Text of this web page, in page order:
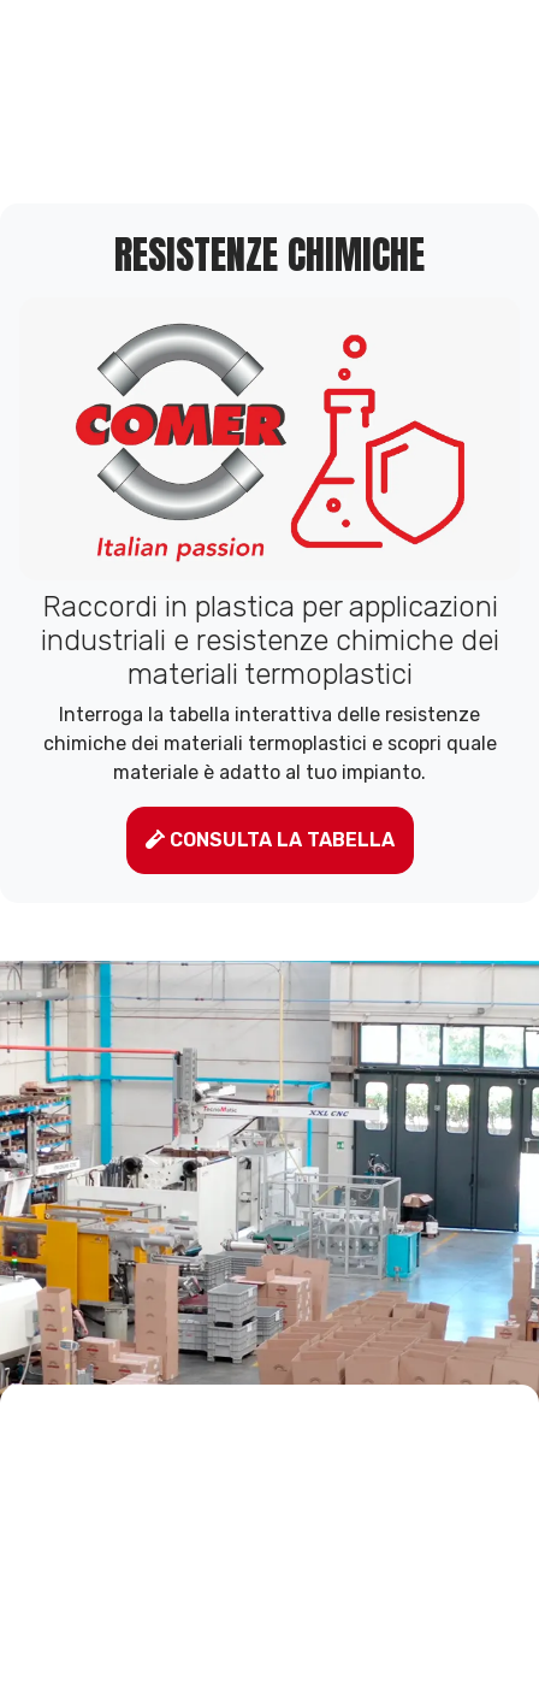
RESISTENZE CHIMICHE
Raccordi in plastica per applicazioni
industriali e resistenze chimiche dei
materiali termoplastici
Interroga la tabella interattiva delle resistenze
chimiche dei materiali termoplastici e scopri quale
materiale è adatto al tuo impianto.
CONSULTA LA TABELLA